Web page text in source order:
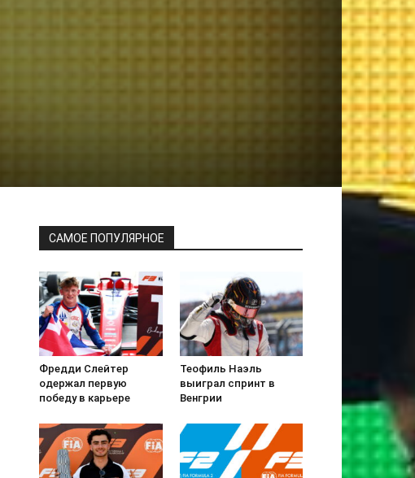
САМОЕ ПОПУЛЯРНОЕ
Фредди Слейтер
одержал первую
победу в карьере
Теофиль Наэль
выиграл спринт в
Венгрии